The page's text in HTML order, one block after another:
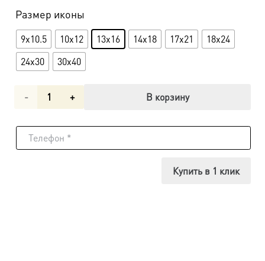
Размер иконы
9x10.5 10x12 13x16 14x18 17x21
18x24
24x30
30x40
Количество
Икона
В корзину
Купить в 1 клик